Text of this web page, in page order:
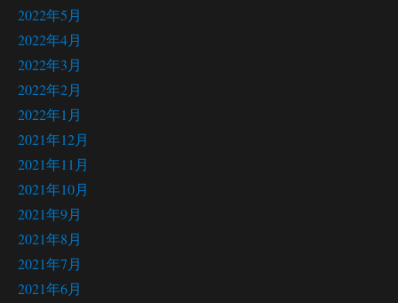
2022年5月
2022年4月
2022年3月
2022年2月
2022年1月
2021年12月
2021年11月
2021年10月
2021年9月
2021年8月
2021年7月
2021年6月